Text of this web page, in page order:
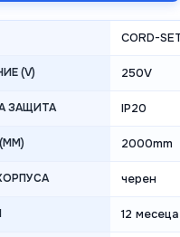
CORD-
(V) 250V
ЗАЩИТА IP20
2000mm
черен
12